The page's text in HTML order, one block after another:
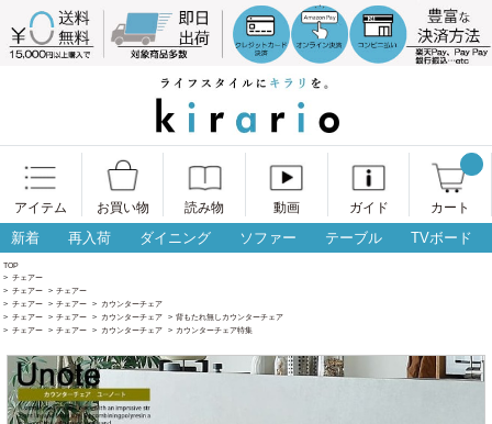
アイテム お買い物 読み物 動画 ガイド カート
新着 再入荷 ダイニング ソファー テーブル TVボード
TOP
> チェアー
> チェアー > チェアー
> チェアー > チェアー > カウンターチェア
> チェアー > チェアー > カウンターチェア > 背もたれ無しカウンターチェア
> チェアー > チェアー > カウンターチェア > カウンターチェア特集